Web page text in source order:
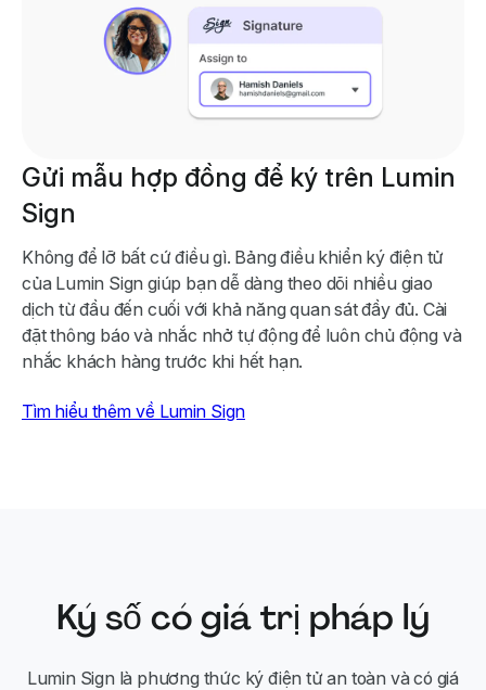
Gửi mẫu hợp đồng để ký trên Lumin
Sign
Không để lỡ bất cứ điều gì. Bảng điều khiển ký điện tử
của Lumin Sign giúp bạn dễ dàng theo dõi nhiều giao
dịch từ đầu đến cuối với khả năng quan sát đầy đủ. Cài
đặt thông báo và nhắc nhở tự động để luôn chủ động và
nhắc khách hàng trước khi hết hạn.
Tìm hiểu thêm về Lumin Sign
Ký số có giá trị pháp lý
Lumin Sign là phương thức ký điện tử an toàn và có giá